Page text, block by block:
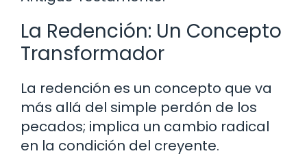
La Redención: Un Concepto
Transformador
La redención es un concepto que va
más allá del simple perdón de los
pecados; implica un cambio radical
en la condición del creyente.